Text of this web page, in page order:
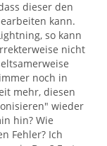
dieser den
kann.
so kann
nicht
noch in
mehr, diesen
wieder
hin? Wie
Fehler? Ich